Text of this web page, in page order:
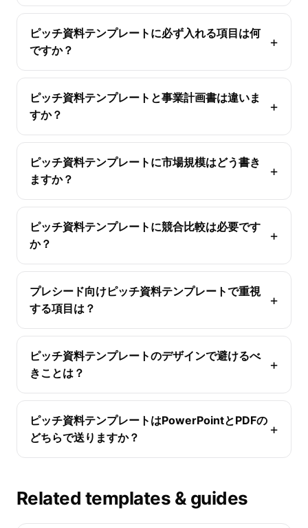
ピッチ資料テンプレートに必ず入れる項目は何
ですか？
ピッチ資料テンプレートと事業計画書は違いま
すか？
ピッチ資料テンプレートに市場規模はどう書き
ますか？
ピッチ資料テンプレートに競合比較は必要です
か？
プレシード向けピッチ資料テンプレートで重視
する項目は？
ピッチ資料テンプレートのデザインで避けるべ
きことは？
ピッチ資料テンプレートはPowerPointとPDFの
どちらで送りますか？
Related templates & guides